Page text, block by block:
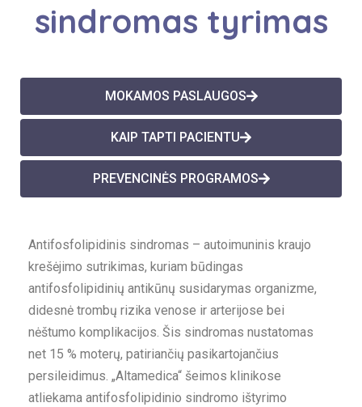
sindromas tyrimas
MOKAMOS PASLAUGOS
KAIP TAPTI PACIENTU
PREVENCINĖS PROGRAMOS
Antifosfolipidinis sindromas – autoimuninis kraujo
krešėjimo sutrikimas, kuriam būdingas
antifosfolipidinių antikūnų susidarymas organizme,
didesnė trombų rizika venose ir arterijose bei
nėštumo komplikacijos. Šis sindromas nustatomas
net 15 % moterų, patiriančių pasikartojančius
persileidimus. „Altamedica“ šeimos klinikose
atliekama antifosfolipidinio sindromo ištyrimo